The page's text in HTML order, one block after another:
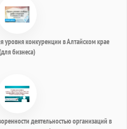
уровня конкуренции в Алтайском крае
бизнеса)
деятельностью организаций в